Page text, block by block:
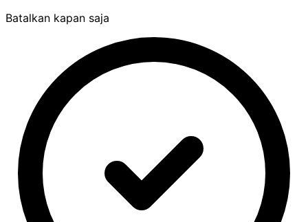
Batalkan kapan saja